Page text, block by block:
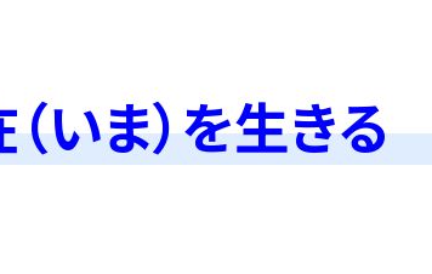
いま）を生き